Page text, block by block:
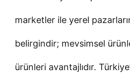
marketler ile yerel
belirgindir; mevsimsel
ürünleri avantajlıdır.